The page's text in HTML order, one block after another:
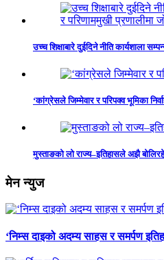
उच्च शिक्षाबारे दुईदिने नीति कार्यशाला
‘कांग्रेसले जिम्मेवार र परिपक्व भूमिका
मुस्ताङको लो राज्य–इतिहासले अझै
मेन न्युज
‘निम्स दाइको अदम्य साहस र समर्पण